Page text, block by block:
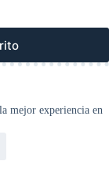
mejor experiencia en